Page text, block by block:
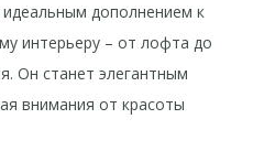
дополнением к
интерьеру – от лофта до
Он станет элегантным
внимания от красоты